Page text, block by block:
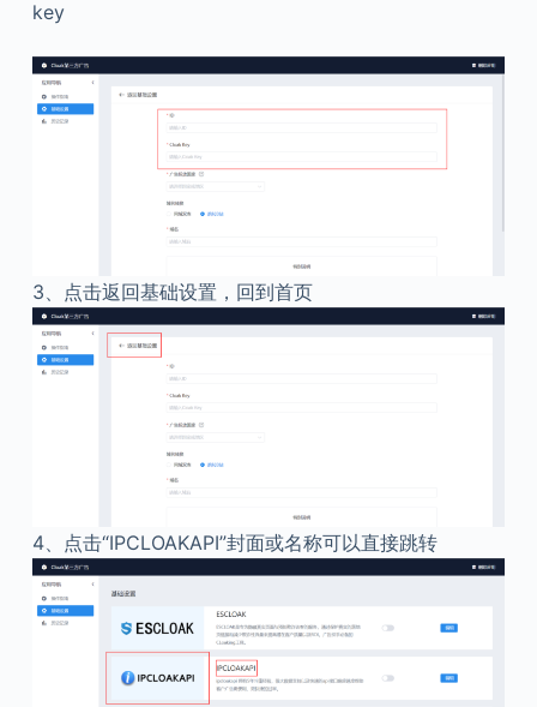
key
3、 点击返回基础设置，回到首页
4、 点击“IPCLOAKAPI”封面或名称可以直接跳转